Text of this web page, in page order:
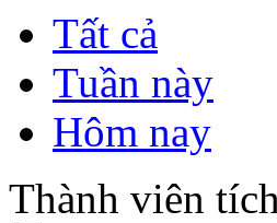
Tất cả
Tuần này
Hôm nay
Thành viên